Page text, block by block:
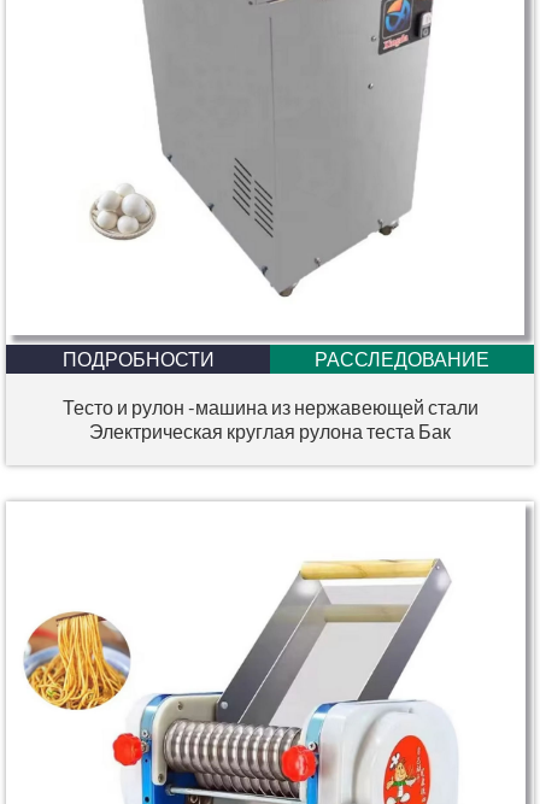
ПОДРОБНОСТИ РАССЛЕДОВАНИЕ
Тесто и рулон -машина из нержавеющей стали
Электрическая круглая рулона теста Бак